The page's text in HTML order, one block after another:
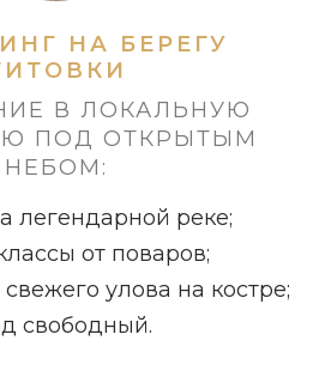
НА БЕРЕГУ
В ЛОКАЛЬНУЮ
ПОД ОТКРЫТЫМ
НЕБОМ:
легендарной реке;
от поваров;
улова на костре;
свободный.